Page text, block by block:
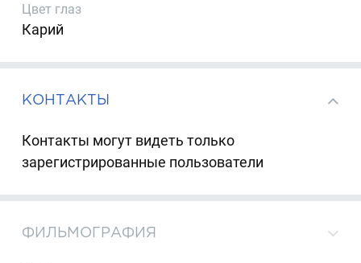
Цвет глаз
Карий
КОНТАКТЫ
Контакты могут видеть только
зарегистрированные пользователи
ФИЛЬМОГРАФИЯ